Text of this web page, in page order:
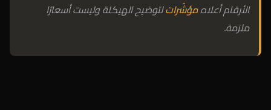
الأرقام أعلاهمؤشّراتلتوضيح الهيكلة وليست أسعارًا
ملزمة.